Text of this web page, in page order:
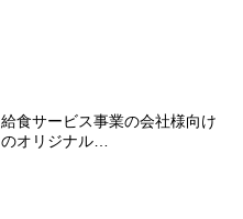
給食サービス事業の会社様向け
のオリジナル…